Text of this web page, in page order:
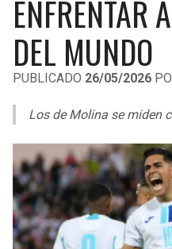
LIGA DE EXPANSIÓN MX
LEAGUES CUP
UEFA EUROPA LEAGUE
UEFA CONFERENCE LEAGUE
MLS
COPA LIBERTADORES
COPA SUDAMERICANA
LIGA BETPLAY
OTRAS LIGAS
RAIDERS
CHARGERS
RAVENS
BENGALS
BROWNS
STEELERS
CAVALIERS
PISTONS
PACERS
BUCKS
HAWKS
HORNETS
ENFRENTAR
DEL MUNDO
PUBLICADO 26/05/2026
Los de Molina se miden